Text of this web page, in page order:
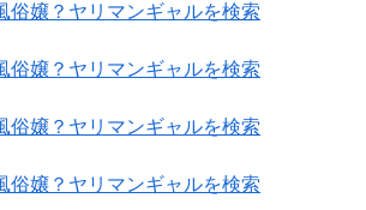
俗嬢？ヤリマンギャルを検索
俗嬢？ヤリマンギャルを検索
俗嬢？ヤリマンギャルを検索
俗嬢？ヤリマンギャルを検索